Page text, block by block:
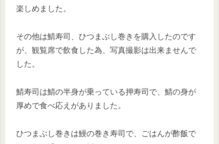
楽しめました。
その他は鯖寿司、ひつまぶし巻きを購入したのです
が、観覧席で飲食した為、写真撮影は出来ませんで
した。
鯖寿司は鯖の半身が乗っている押寿司で、鯖の身が
厚めで食べ応えがありました。
ひつまぶし巻きは鰻の巻き寿司で、ごはんが酢飯で